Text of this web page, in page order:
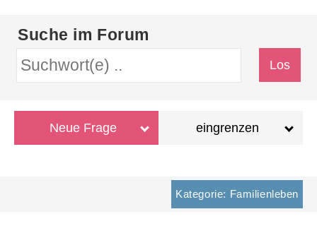
Suche im Forum
Neue Frage eingrenzen
Kategorie: Familienleben